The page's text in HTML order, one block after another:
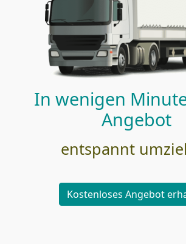
In wenigen
Angebot
entspannt
Kostenloses Angebot